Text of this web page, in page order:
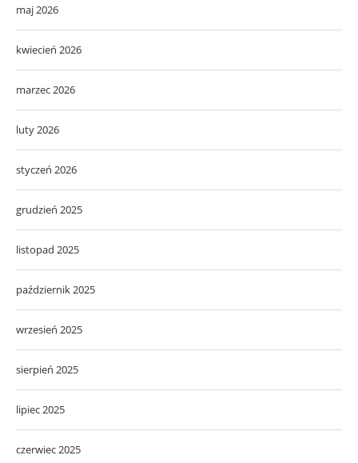
maj 2026
kwiecień 2026
marzec 2026
luty 2026
styczeń 2026
grudzień 2025
listopad 2025
październik 2025
wrzesień 2025
sierpień 2025
lipiec 2025
czerwiec 2025